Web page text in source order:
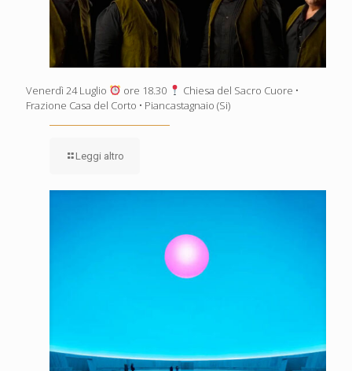
Venerdì 24 Luglio ore 18.30
Chiesa del Sacro Cuore •
Frazione Casa del Corto • Piancastagnaio (Si)
Leggi altro